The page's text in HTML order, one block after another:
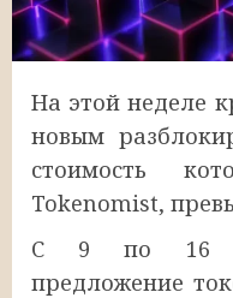
На этой неделе
новым
стоимость
Tokenomist,
С 9 по 16
предложение